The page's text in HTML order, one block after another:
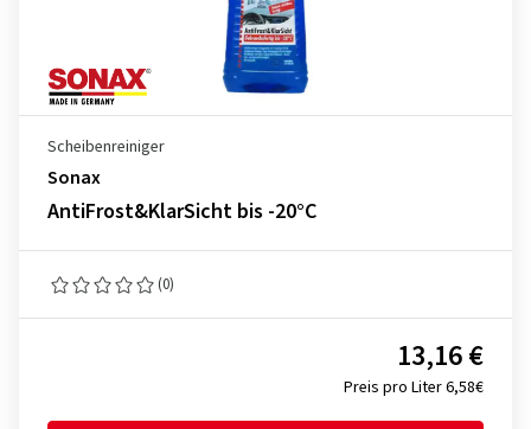
Scheibenreiniger
Sonax
AntiFrost&KlarSicht bis -20°C
(0)
Preis pro Liter 6,58€
13,16 €